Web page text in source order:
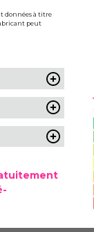
données à titre
peut